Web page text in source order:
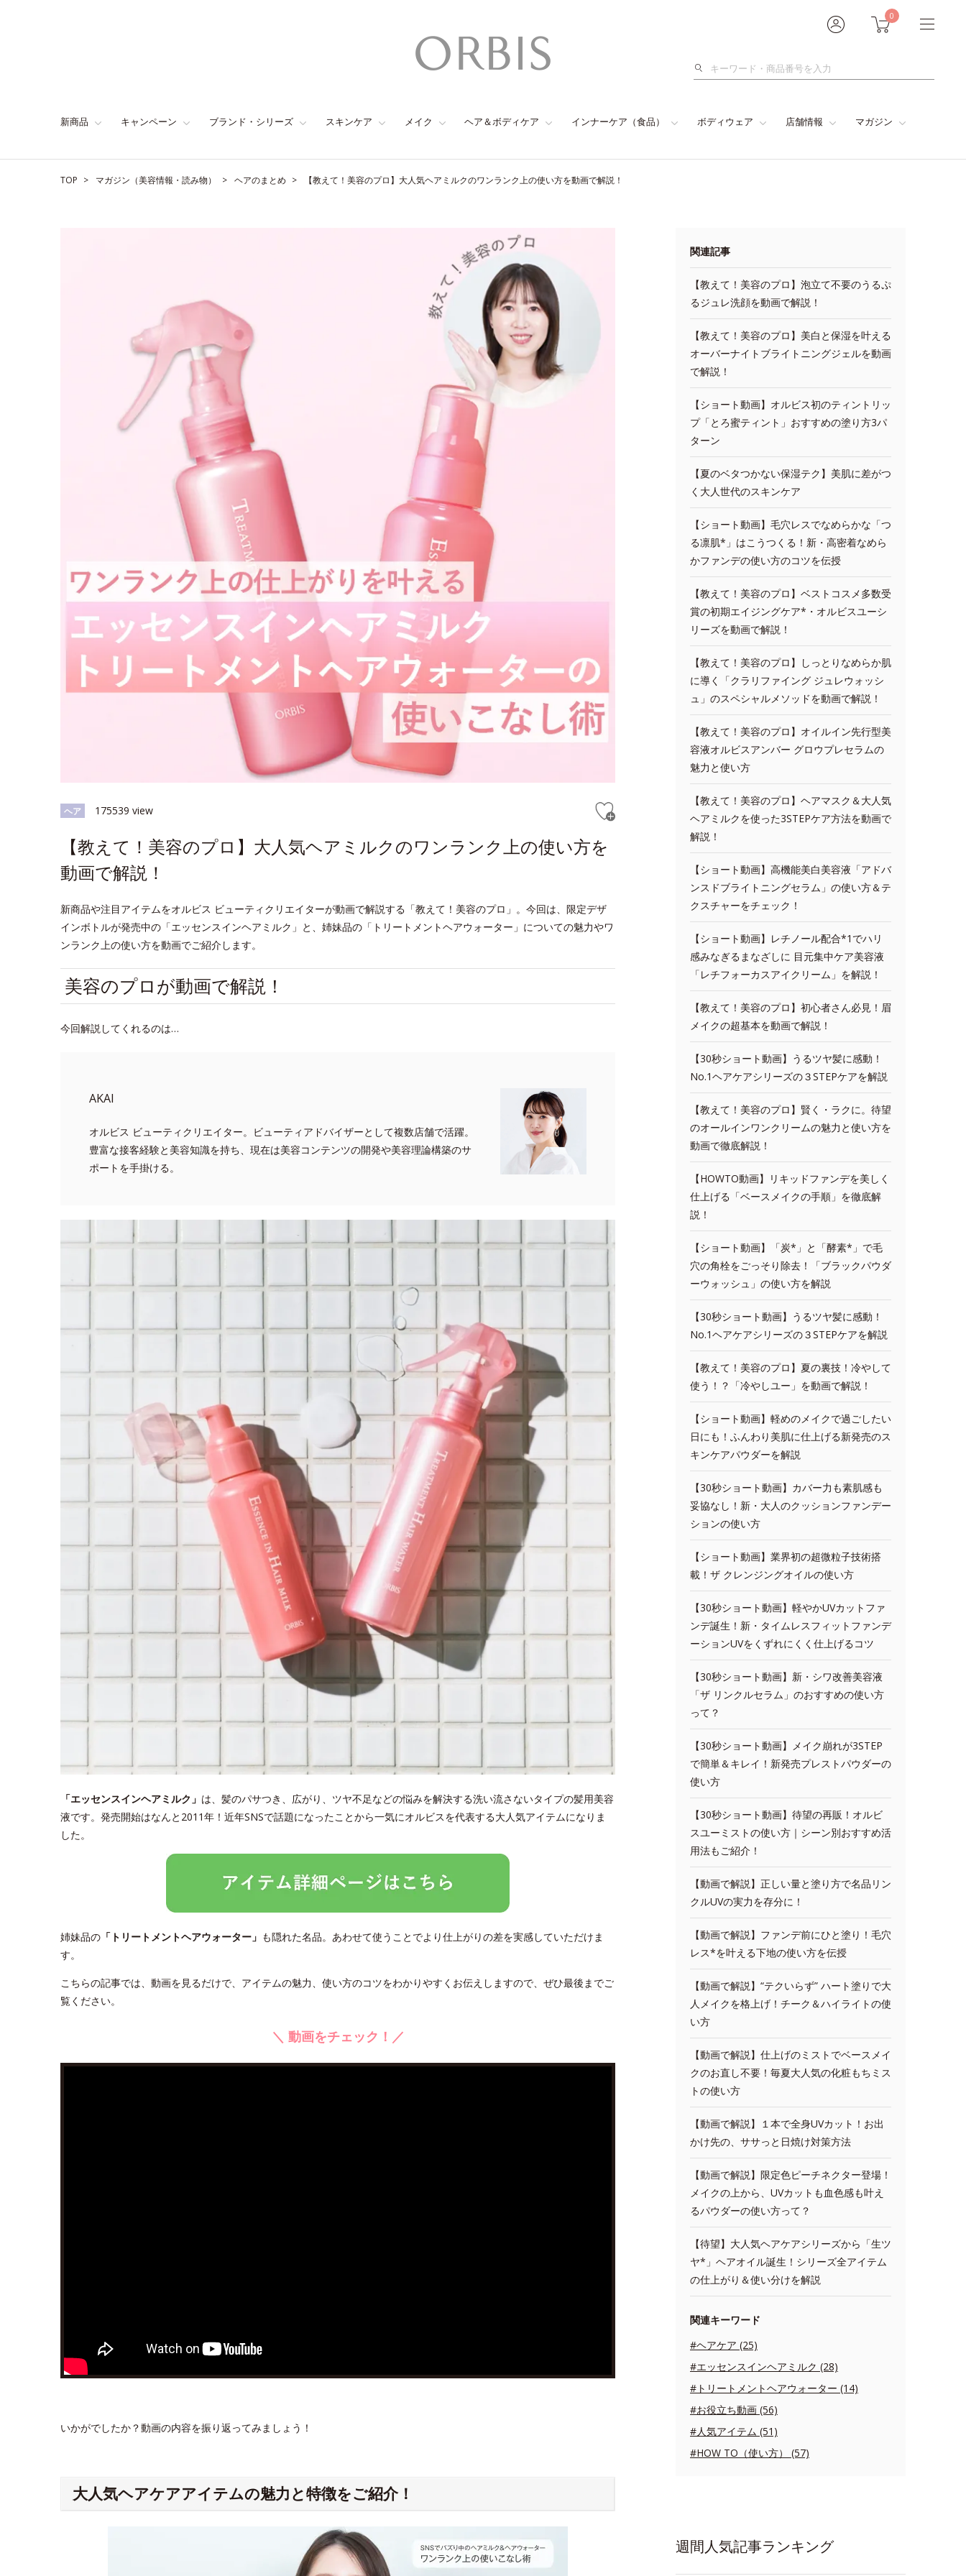
0
検
新商品 キャンペーン ブランド・シリーズ スキンケア メイク ヘア＆ボディケア インナーケア（食品） ボディウェア 店舗情報 マガジン
TOP マガジン（美容情報・読み物） ヘアのまとめ 【教えて！美容のプロ】大人気ヘアミルクのワンランク上の使い方を動画で解説！
ヘア 175539 view
【教えて！美容のプロ】大人気ヘアミルクのワンランク上の使い方を
動画で解説！
新商品や注目アイテムをオルビス ビューティクリエイターが動画で解説する「教えて！美容のプロ」。今回は、限定デザ
インボトルが発売中の「エッセンスインヘアミルク」と、姉妹品の「トリートメントヘアウォーター」についての魅力やワ
ンランク上の使い方を動画でご紹介します。
美容のプロが動画で解説！
今回解説してくれるのは…
AKAI
オルビス ビューティクリエイター。ビューティアドバイザーとして複数店舗で活躍。
豊富な接客経験と美容知識を持ち、現在は美容コンテンツの開発や美容理論構築のサ
ポートを手掛ける。
「エッセンスインヘアミルク」 は、髪のパサつき、広がり、ツヤ不足などの悩みを解決する洗い流さないタイプの髪用美容
液です。発売開始はなんと2011年！近年SNSで話題になったことから一気にオルビスを代表する大人気アイテムになりま
した。
姉妹品の 「トリートメントヘアウォーター」 も隠れた名品。あわせて使うことでより仕上がりの差を実感していただけま
す。
こちらの記事では、動画を見るだけで、アイテムの魅力、使い方のコツをわかりやすくお伝えしますので、ぜひ最後までご
覧ください。
＼ 動画をチェック！／
いかがでしたか？動画の内容を振り返ってみましょう！
大人気ヘアケアアイテムの魅力と特徴をご紹介！
関連記事
【教えて！美容のプロ】泡立て不要のうるぷ
るジュレ洗顔を動画で解説！
【教えて！美容のプロ】美白と保湿を叶える
オーバーナイトブライトニングジェルを動画
で解説！
【ショート動画】オルビス初のティントリッ
プ「とろ蜜ティント」おすすめの塗り方3パ
ターン
【夏のベタつかない保湿テク】美肌に差がつ
く大人世代のスキンケア
【ショート動画】毛穴レスでなめらかな「つ
る凛肌*」はこうつくる！新・高密着なめら
かファンデの使い方のコツを伝授
【教えて！美容のプロ】ベストコスメ多数受
賞の初期エイジングケア*・オルビスユーシ
リーズを動画で解説！
【教えて！美容のプロ】しっとりなめらか肌
に導く「クラリファイング ジュレウォッシ
ュ」のスペシャルメソッドを動画で解説！
【教えて！美容のプロ】オイルイン先行型美
容液オルビスアンバー グロウプレセラムの
魅力と使い方
【教えて！美容のプロ】ヘアマスク＆大人気
ヘアミルクを使った3STEPケア方法を動画で
解説！
【ショート動画】高機能美白美容液「アドバ
ンスドブライトニングセラム」の使い方＆テ
クスチャーをチェック！
【ショート動画】レチノール配合*1でハリ
感みなぎるまなざしに 目元集中ケア美容液
「レチフォーカスアイクリーム」を解説！
【教えて！美容のプロ】初心者さん必見！眉
メイクの超基本を動画で解説！
【30秒ショート動画】うるツヤ髪に感動！
No.1ヘアケアシリーズの３STEPケアを解説
【教えて！美容のプロ】賢く・ラクに。待望
のオールインワンクリームの魅力と使い方を
動画で徹底解説！
【HOWTO動画】リキッドファンデを美しく
仕上げる「ベースメイクの手順」を徹底解
説！
【ショート動画】「炭*」と「酵素*」で毛
穴の角栓をごっそり除去！「ブラックパウダ
ーウォッシュ」の使い方を解説
【30秒ショート動画】うるツヤ髪に感動！
No.1ヘアケアシリーズの３STEPケアを解説
【教えて！美容のプロ】夏の裏技！冷やして
使う！？「冷やしユー」を動画で解説！
【ショート動画】軽めのメイクで過ごしたい
日にも！ふんわり美肌に仕上げる新発売のス
キンケアパウダーを解説
【30秒ショート動画】カバー力も素肌感も
妥協なし！新・大人のクッションファンデー
ションの使い方
【ショート動画】業界初の超微粒子技術搭
載！ザ クレンジングオイルの使い方
【30秒ショート動画】軽やかUVカットファ
ンデ誕生！新・タイムレスフィットファンデ
ーションUVをくずれにくく仕上げるコツ
【30秒ショート動画】新・シワ改善美容液
「ザ リンクルセラム」のおすすめの使い方
って？
【30秒ショート動画】メイク崩れが3STEP
で簡単＆キレイ！新発売プレストパウダーの
使い方
【30秒ショート動画】待望の再販！オルビ
スユーミストの使い方｜シーン別おすすめ活
用法もご紹介！
【動画で解説】正しい量と塗り方で名品リン
クルUVの実力を存分に！
【動画で解説】ファンデ前にひと塗り！毛穴
レス*を叶える下地の使い方を伝授
【動画で解説】“テクいらず” ハート塗りで大
人メイクを格上げ！チーク＆ハイライトの使
い方
【動画で解説】仕上げのミストでベースメイ
クのお直し不要！毎夏大人気の化粧もちミス
トの使い方
【動画で解説】１本で全身UVカット！お出
かけ先の、ササっと日焼け対策方法
【動画で解説】限定色ピーチネクター登場！
メイクの上から、UVカットも血色感も叶え
るパウダーの使い方って？
【待望】大人気ヘアケアシリーズから「生ツ
ヤ*」ヘアオイル誕生！シリーズ全アイテム
の仕上がり＆使い分けを解説
関連キーワード
#ヘアケア (25)
#エッセンスインヘアミルク (28)
#トリートメントヘアウォーター (14)
#お役立ち動画 (56)
#人気アイテム (51)
#HOW TO（使い方） (57)
週間人気記事ランキング